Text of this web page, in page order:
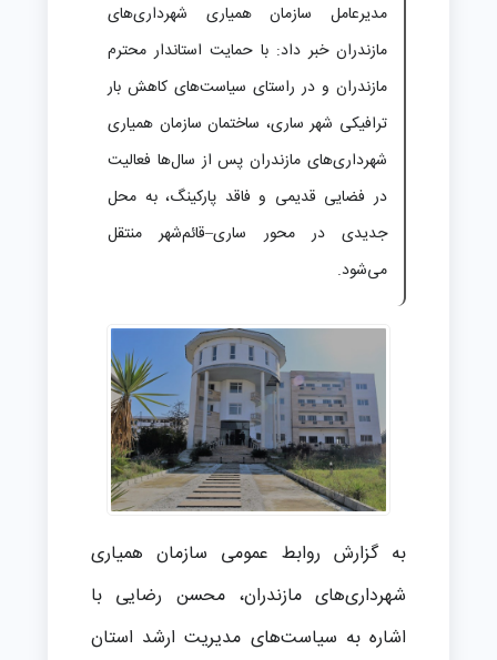
مدیرعامل سازمان همیاری شهرداری‌های
مازندران خبر داد: با حمایت استاندار محترم
مازندران و در راستای سیاست‌های کاهش بار
ترافیکی شهر ساری، ساختمان سازمان همیاری
شهرداری‌های مازندران پس از سال‌ها فعالیت
در فضایی قدیمی و فاقد پارکینگ، به محل
جدیدی در محور ساری–قائم‌شهر منتقل
می‌شود.
به گزارش روابط عمومی سازمان همیاری
شهرداری‌های مازندران، محسن رضایی با
اشاره به سیاست‌های مدیریت ارشد استان